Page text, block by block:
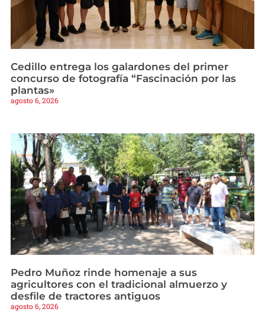
Cedillo entrega los galardones del primer
concurso de fotografía “Fascinación por las
plantas»
agosto 6, 2026
Pedro Muñoz rinde homenaje a sus
agricultores con el tradicional almuerzo y
desfile de tractores antiguos
agosto 6, 2026